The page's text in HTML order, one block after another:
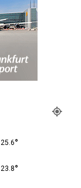
25.6°
23.8°